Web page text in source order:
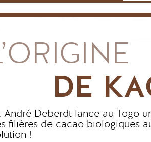
DE
André Deberdt lance au Togo
filières de cacao biologiques
!